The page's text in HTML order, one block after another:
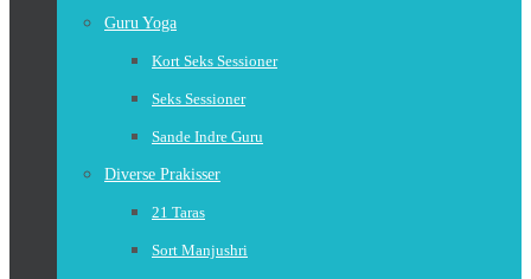
Guru Yoga
Kort Seks Sessioner
Seks Sessioner
Sande Indre Guru
Diverse Prakisser
21 Taras
Sort Manjushri